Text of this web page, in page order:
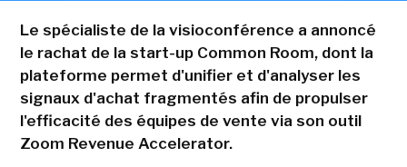
Le spécialiste de la visioconférence a annoncé
le rachat de la start-up Common Room, dont la
plateforme permet d'unifier et d'analyser les
signaux d'achat fragmentés afin de propulser
l'efficacité des équipes de vente via son outil
Zoom Revenue Accelerator.